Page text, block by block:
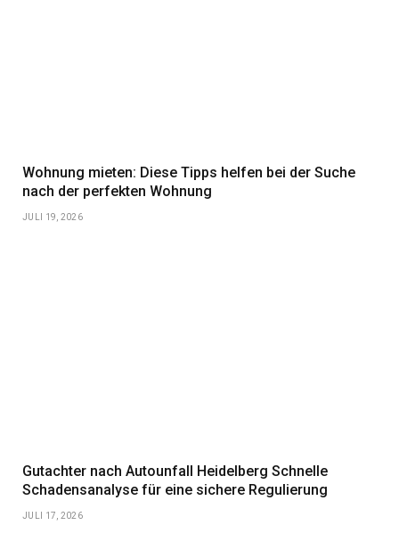
Wohnung mieten: Diese Tipps helfen bei der Suche
nach der perfekten Wohnung
JULI 19, 2026
Gutachter nach Autounfall Heidelberg Schnelle
Schadensanalyse für eine sichere Regulierung
JULI 17, 2026